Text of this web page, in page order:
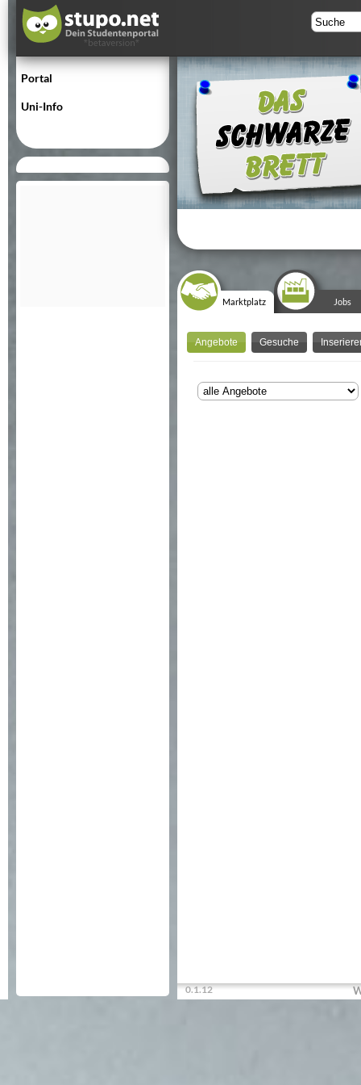
Portal
Uni-Info
Marktplatz Jobs
Angebote Gesuche
0.1.12